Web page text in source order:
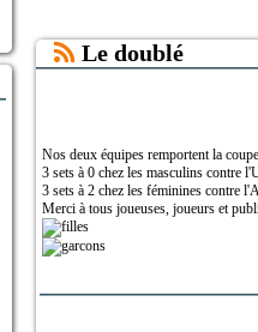
Le doublé
Nos deux équipes remportent la
3 sets à 0 chez les masculins contre
3 sets à 2 chez les féminines contre
Merci à tous joueuses, joueurs et